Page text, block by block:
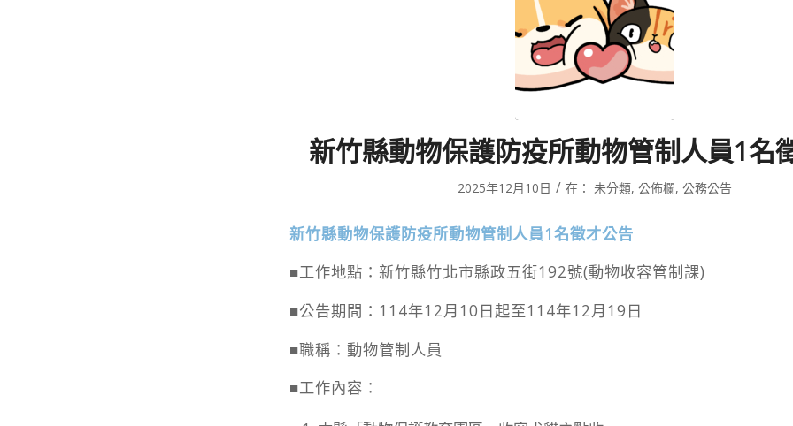
新竹縣動物保護防疫所動物管制人員1名
2025年12月10日 / 在： 未分類, 公佈欄, 公務公告
新竹縣動物保護防疫所動物管制人員1名徵才公告
■工作地點：新竹縣竹北市縣政五街192號(動物收容管制課)
■公告期間：114年12月10日起至114年12月19日
■職稱：動物管制人員
■工作內容：